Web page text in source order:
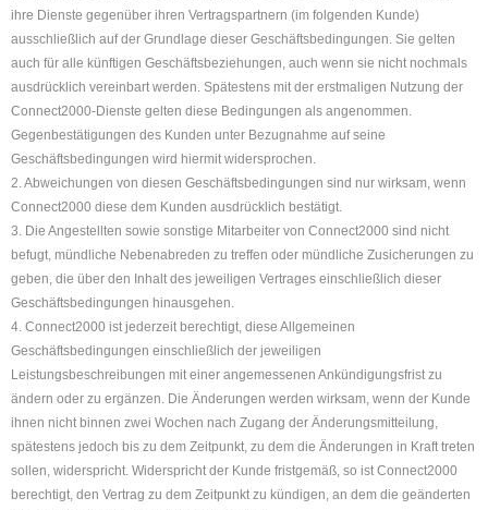
ihre Dienste gegenüber ihren Vertragspartnern (im folgenden Kunde)
ausschließlich auf der Grundlage dieser Geschäftsbedingungen. Sie gelten
auch für alle künftigen Geschäftsbeziehungen, auch wenn sie nicht nochmals
ausdrücklich vereinbart werden. Spätestens mit der erstmaligen Nutzung der
Connect2000-Dienste gelten diese Bedingungen als angenommen.
Gegenbestätigungen des Kunden unter Bezugnahme auf seine
Geschäftsbedingungen wird hiermit widersprochen.
2. Abweichungen von diesen Geschäftsbedingungen sind nur wirksam, wenn
Connect2000 diese dem Kunden ausdrücklich bestätigt.
3. Die Angestellten sowie sonstige Mitarbeiter von Connect2000 sind nicht
befugt, mündliche Nebenabreden zu treffen oder mündliche Zusicherungen zu
geben, die über den Inhalt des jeweiligen Vertrages einschließlich dieser
Geschäftsbedingungen hinausgehen.
4. Connect2000 ist jederzeit berechtigt, diese Allgemeinen
Geschäftsbedingungen einschließlich der jeweiligen
Leistungsbeschreibungen mit einer angemessenen Ankündigungsfrist zu
ändern oder zu ergänzen. Die Änderungen werden wirksam, wenn der Kunde
ihnen nicht binnen zwei Wochen nach Zugang der Änderungsmitteilung,
spätestens jedoch bis zu dem Zeitpunkt, zu dem die Änderungen in Kraft treten
sollen, widerspricht. Widerspricht der Kunde fristgemäß, so ist Connect2000
berechtigt, den Vertrag zu dem Zeitpunkt zu kündigen, an dem die geänderten